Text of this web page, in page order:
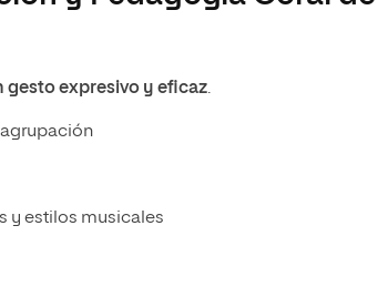
gesto expresivo y eficaz.
y estilos musicales